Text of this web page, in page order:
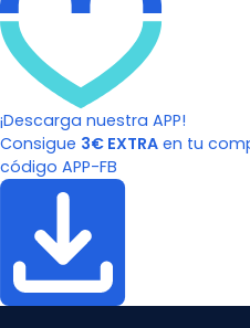
¡Descarga nuestra APP!
Consigue 3€ EXTRA en tu
código APP-FB